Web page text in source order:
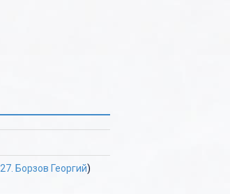
27. Борзов Георгий)